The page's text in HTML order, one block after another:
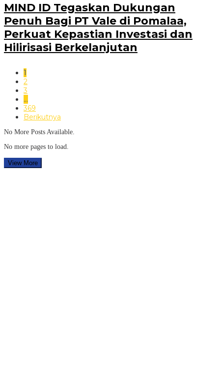
MIND ID Tegaskan Dukungan
Penuh Bagi PT Vale di Pomalaa,
Perkuat Kepastian Investasi dan
Hilirisasi Berkelanjutan
1
2
3
…
369
Berikutnya
No More Posts Available.
No more pages to load.
View More